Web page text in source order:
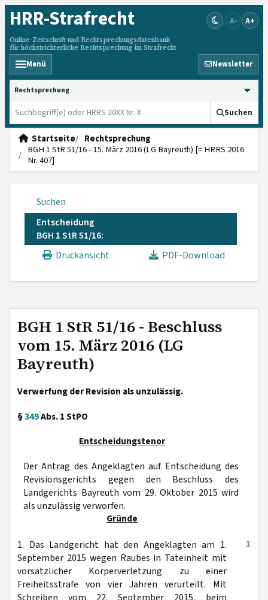
HRR-Strafrecht
Online-Zeitschrift und Rechtsprechungsdatenbank
für höchstrichterliche Rechtsprechung im Strafrecht
A- A+
Menü Newsletter
HRRS durchsuchen
Suchen
Startseite
Rechtsprechung
BGH 1 StR 51/16 - 15. März 2016 (LG Bayreuth) [= HRRS 2016
Nr. 407]
Suchen
Entscheidung
BGH 1 StR 51/16:
Druckansicht
PDF-Download
BGH 1 StR 51/16 - Beschluss
vom 15. März 2016 (LG
Bayreuth)
Verwerfung der Revision als unzulässig.
§349Abs. 1 StPO
Entscheidungstenor
Der Antrag des Angeklagten auf Entscheidung des
Revisionsgerichts gegen den Beschluss des
Landgerichts Bayreuth vom 29. Oktober 2015 wird
als unzulässig verworfen.
Gründe
1
1. Das Landgericht hat den Angeklagten am 1.
September 2015 wegen Raubes in Tateinheit mit
vorsätzlicher Körperverletzung zu einer
Freiheitsstrafe von vier Jahren verurteilt. Mit